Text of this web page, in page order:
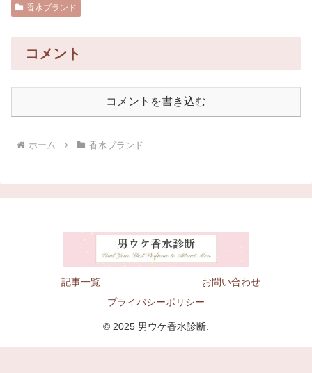
香水ブランド
コメント
コメントを書き込む
ホーム 香水ブランド
記事一覧
お問い合わせ
プライバシーポリシー
© 2025 男ウケ香水診断.